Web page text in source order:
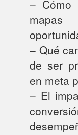
– Cómo
– Qué
de ser
en meta
– El